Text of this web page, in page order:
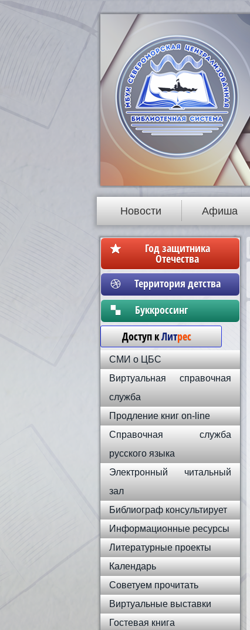
Новости Афиша
Год защитника
Отечества
Территория детства
Бyккpoccинг
Доступ кЛитрес
СМИ о ЦБС
Виртуальная справочная
служба
Продление книг on-line
Справочная служба
русского языка
Электронный читальный
зал
Библиограф консультирует
Информационные ресурсы
Литературные проекты
Календарь
Советуем прочитать
Виртуальные выставки
Гостевая книга